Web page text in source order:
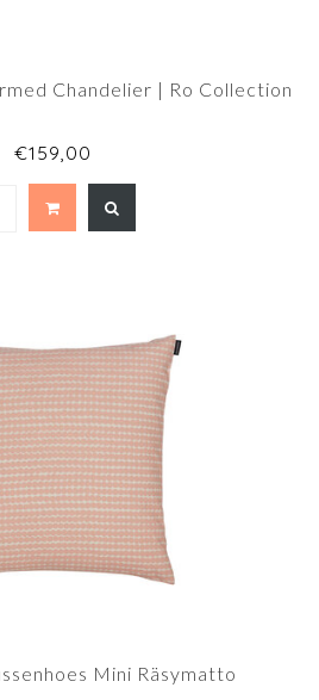
Chandelier | Ro Collection
€159,00
Mini Räsymatto